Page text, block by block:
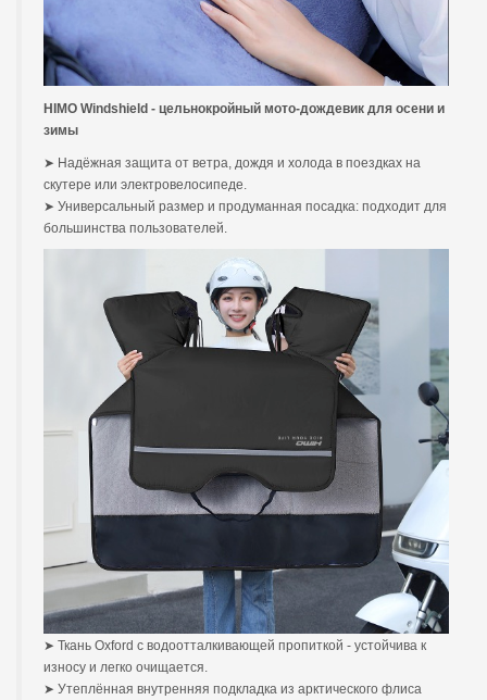
HIMO Windshield - цельнокройный мото-дождевик для осени и
зимы
➤ Надёжная защита от ветра, дождя и холода в поездках на
скутере или электровелосипеде.
➤ Универсальный размер и продуманная посадка: подходит для
большинства пользователей.
➤ Ткань Oxford с водоотталкивающей пропиткой - устойчива к
износу и легко очищается.
➤ Утеплённая внутренняя подкладка из арктического флиса